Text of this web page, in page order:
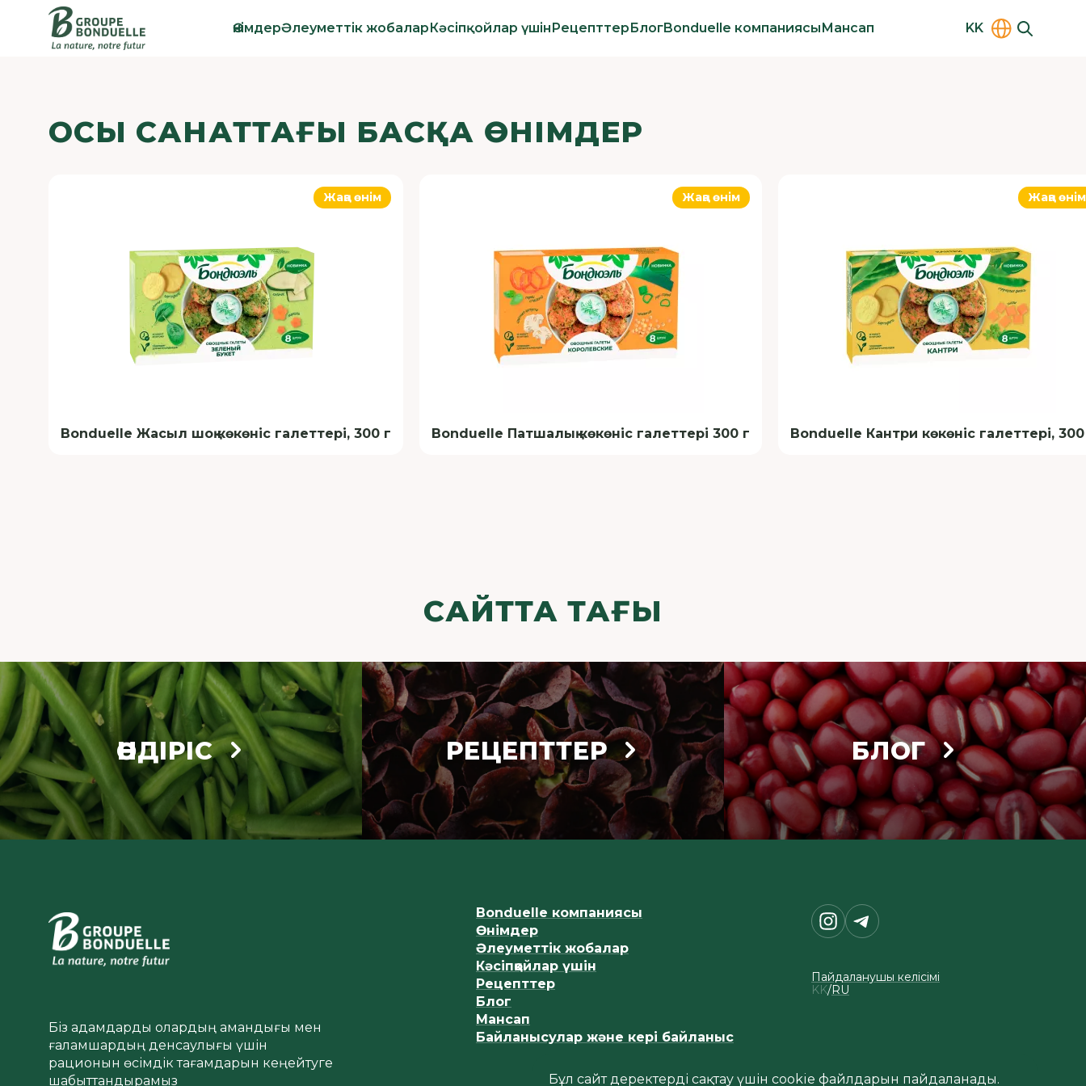
ӨнімдерӘлеуметтік жобаларКәсіпқойлар үшінРецепттерБлогBonduelle компаниясыМансап KK
ОСЫ САНАТТАҒЫ БАСҚА ӨНІМДЕР
Жаңа өнім
Bonduelle Жасыл шоқ көкөніс галеттері, 300 г
Жаңа өнім
Bonduelle Патшалық көкөніс галеттері 300 г
Жаңа өнім
Bonduelle Кантри көкөніс галеттері, 300
САЙТТА ТАҒЫ
ӨНДІРІС РЕЦЕПТТЕР БЛОГ
Біз адамдарды олардың амандығы мен
ғаламшардың денсаулығы үшін
рационын өсімдік тағамдарын кеңейтуге
шабыттандырамыз
Bonduelle компаниясы
Өнімдер
Әлеуметтік жобалар
Кәсіпқойлар үшін
Рецепттер
Блог
Мансап
Байланысулар және кері байланыс
Пайдаланушы келісімі
KK RU
Бұл сайт деректерді сақтау үшін cookie файлдарын пайдаланады.